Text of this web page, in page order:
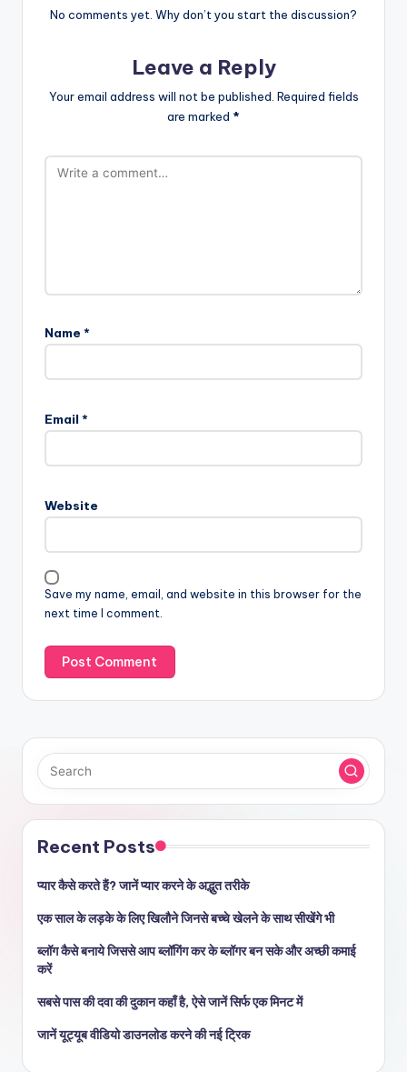
No comments yet. Why don’t you start the discussion?
Leave a Reply
Your email address will not be published. Required fields
are marked *
Name *
Email *
Website
Save my name, email, and website in this browser for the
next time I comment.
Recent Posts
प्यार कैसे करते हैं? जानें प्यार करने के अद्भुत तरीके
एक साल के लड़के के लिए खिलौने जिनसे बच्चे खेलने के साथ सीखेंगे भी
ब्लॉग कैसे बनाये जिससे आप ब्लॉगिंग कर के ब्लॉगर बन सके और अच्छी कमाई
करें
सबसे पास की दवा की दुकान कहाँ है, ऐसे जानें सिर्फ एक मिनट में
जानें यूट्यूब वीडियो डाउनलोड करने की नई ट्रिक